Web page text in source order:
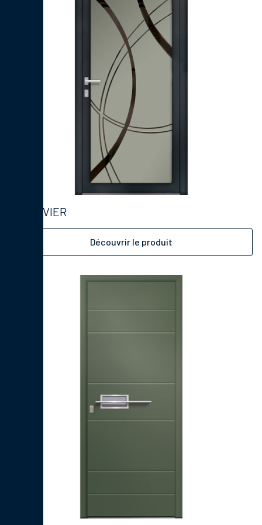
BOUVIER
Découvrir le produit